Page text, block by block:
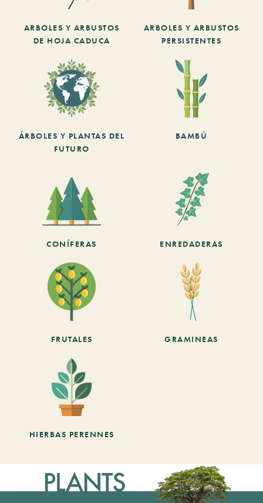
ARBOLES Y ARBUSTOS
DE HOJA CADUCA
ARBOLES Y ARBUSTOS
PERSISTENTES
ÁRBOLES Y PLANTAS DEL
FUTURO
BAMBÚ
CONÍFERAS ENREDADERAS
FRUTALES GRAMINEAS
HIERBAS PERENNES